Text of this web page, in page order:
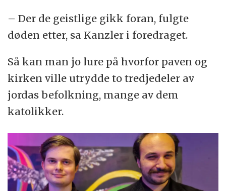
– Der de geistlige gikk foran, fulgte
døden etter, sa Kanzler i foredraget.
Så kan man jo lure på hvorfor paven og
kirken ville utrydde to tredjedeler av
jordas befolkning, mange av dem
katolikker.